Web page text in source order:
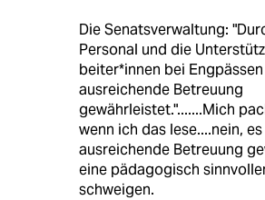
Die Senatsverwaltung:
Personal und die
bei­te­r*in­nen bei
ausreichende Betreuung
gewährleistet.".......Mich
wenn ich das lese....nein,
ausreichende Betreuung
eine pädagogisch
schweigen.